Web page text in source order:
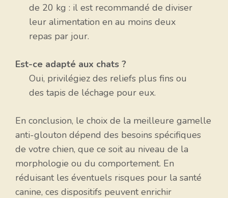
de 20 kg : il est recommandé de diviser
leur alimentation en au moins deux
repas par jour.
Est-ce adapté aux chats ?
Oui, privilégiez des reliefs plus fins ou
des tapis de léchage pour eux.
En conclusion, le choix de la meilleure gamelle
anti-glouton dépend des besoins spécifiques
de votre chien, que ce soit au niveau de la
morphologie ou du comportement. En
réduisant les éventuels risques pour la santé
canine, ces dispositifs peuvent enrichir